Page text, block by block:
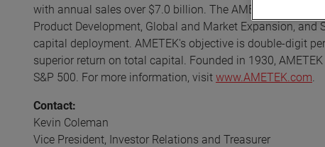
with annual sales over $7.0 billion. The AMETEK Growth
Product Development, Global and Market Expansion,
capital deployment. AMETEK's objective is double-digit
superior return on total capital. Founded in 1930,
S&P 500. For more information, visit www.AMETEK.com.
Contact:
Kevin Coleman
Vice President, Investor Relations and Treasurer